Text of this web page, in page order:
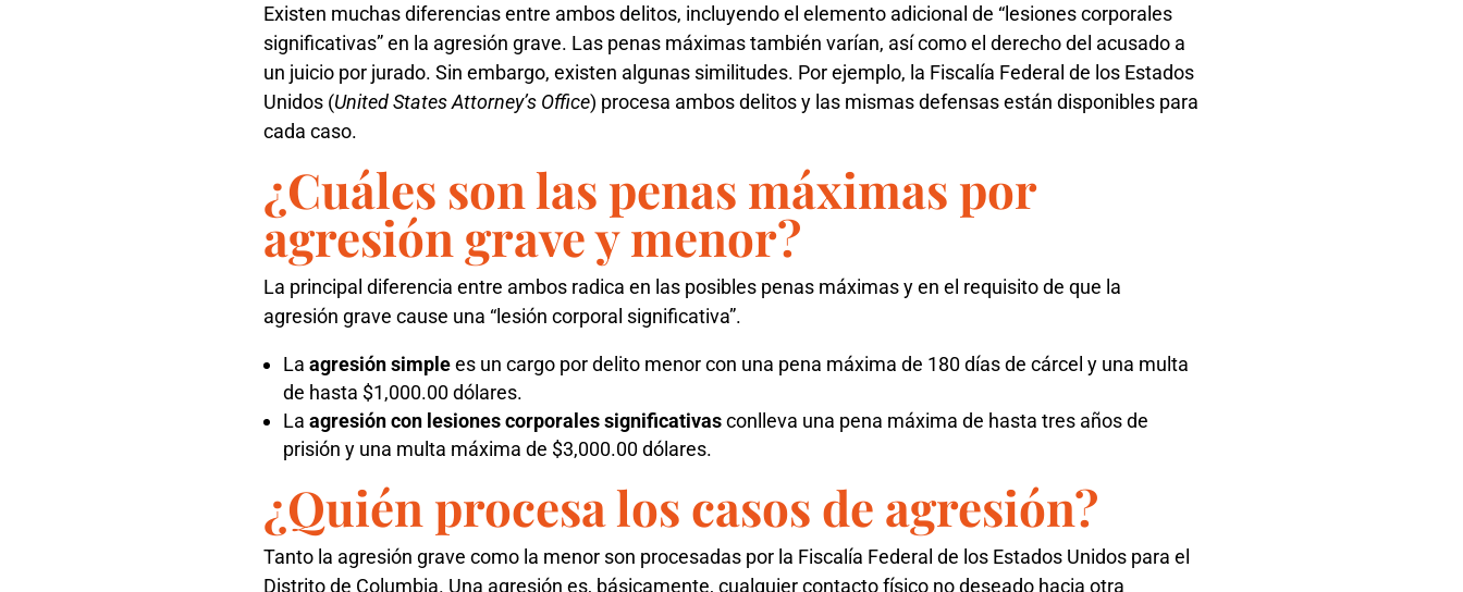
Existen muchas diferencias entre ambos delitos, incluyendo el elemento adicional de “lesiones corporales
significativas” en la agresión grave. Las penas máximas también varían, así como el derecho del acusado a
un juicio por jurado. Sin embargo, existen algunas similitudes. Por ejemplo, la Fiscalía Federal de los Estados
Unidos (United States Attorney’s Office) procesa ambos delitos y las mismas defensas están disponibles para
cada caso.
¿Cuáles son las penas máximas por
agresión grave y menor?
La principal diferencia entre ambos radica en las posibles penas máximas y en el requisito de que la
agresión grave cause una “lesión corporal significativa”.
La agresión simplees un cargo por delito menor con una pena máxima de 180 días de cárcel y una multa
de hasta $1,000.00 dólares.
La agresión con lesiones corporales significativasconlleva una pena máxima de hasta tres años de
prisión y una multa máxima de $3,000.00 dólares.
¿Quién procesa los casos de agresión?
Tanto la agresión grave como la menor son procesadas por la Fiscalía Federal de los Estados Unidos para el
Distrito de Columbia. Una agresión es, básicamente, cualquier contacto físico no deseado hacia otra